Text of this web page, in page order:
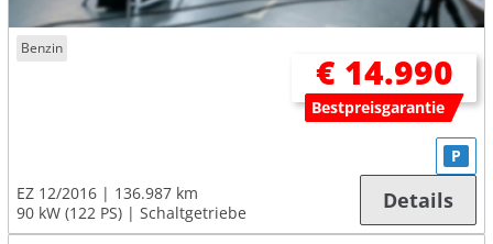
Benzin
€ 14.990
Bestpreisgarantie
EZ 12/2016
136.987 km
90 kW (122 PS)
Schaltgetriebe
P
Details